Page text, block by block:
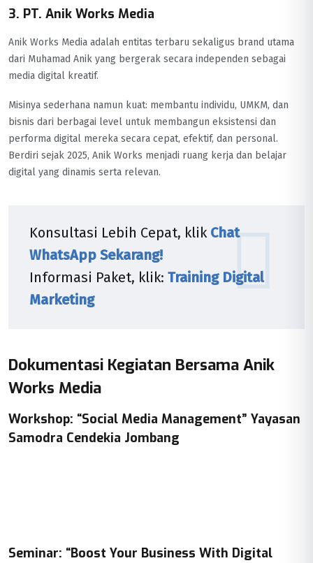
3. PT. Anik Works Media
Anik Works Media adalah entitas terbaru sekaligus brand utama
dari Muhamad Anik yang bergerak secara independen sebagai
media digital kreatif.
Misinya sederhana namun kuat: membantu individu, UMKM, dan
bisnis dari berbagai level untuk membangun eksistensi dan
performa digital mereka secara cepat, efektif, dan personal.
Berdiri sejak 2025, Anik Works menjadi ruang kerja dan belajar
digital yang dinamis serta relevan.
Konsultasi Lebih Cepat, klik Chat
WhatsApp Sekarang!
Informasi Paket, klik: Training Digital
Marketing
Dokumentasi Kegiatan Bersama Anik
Works Media
Workshop: “Social Media Management” Yayasan
Samodra Cendekia Jombang
Seminar: “Boost Your Business With Digital